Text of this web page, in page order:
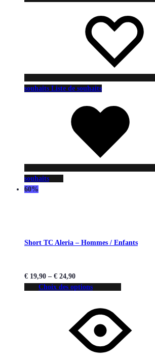
souhaits Liste de souhaits
souhaits
60%
Short TC Aleria – Hommes / Enfants
€ 19,90 – € 24,90
Choix des options